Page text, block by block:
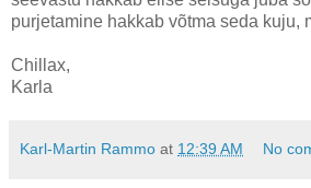
purjetamine hakkab võtma seda kuju,
Chillax,
Karla
Karl-Martin Rammo at 12:39 AM No